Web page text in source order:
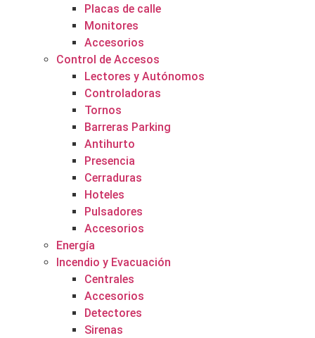
Placas de calle
Monitores
Accesorios
Control de Accesos
Lectores y Autónomos
Controladoras
Tornos
Barreras Parking
Antihurto
Presencia
Cerraduras
Hoteles
Pulsadores
Accesorios
Energía
Incendio y Evacuación
Centrales
Accesorios
Detectores
Sirenas